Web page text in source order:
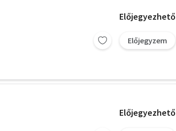
Előjegyezhető
Előjegyzem
Előjegyezhető